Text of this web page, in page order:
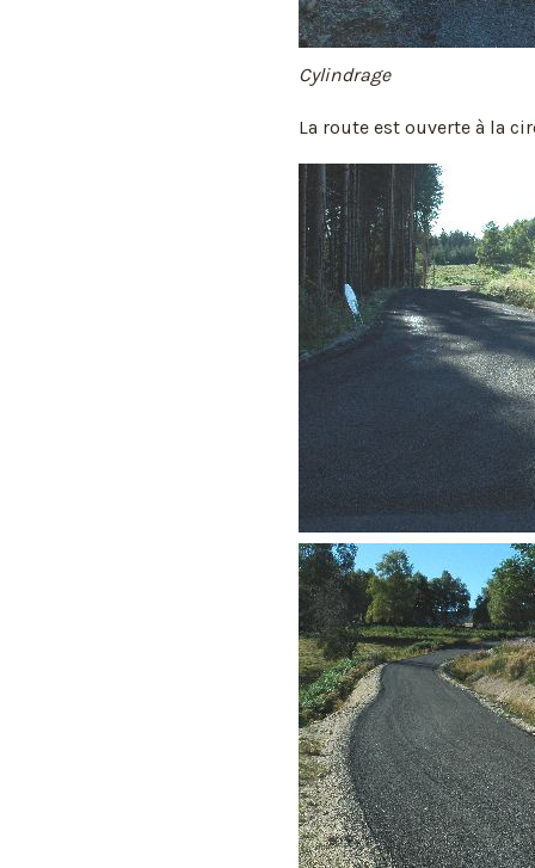
Cylindrage
La route est ouverte à la